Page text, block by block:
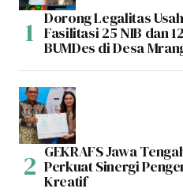
Dorong Legalitas
Fasilitasi 25 NIB dan
BUMDes di Desa
GEKRAFS Jawa
Perkuat Sinergi
Kreatif